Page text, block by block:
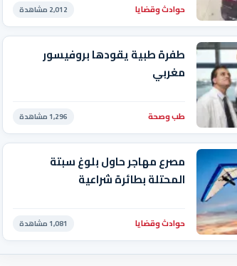
حوادث وقضايا 2,012 مشاهدة
طفرة طبية يقودها بروفيسور
مغربي
طب وصحة 1,296 مشاهدة
مصرع مهاجر حاول بلوغ سبتة
المحتلة بطائرة شراعية
حوادث وقضايا 1,081 مشاهدة